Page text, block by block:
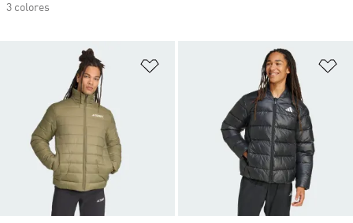
3 colores
Añadir a la lista de deseos